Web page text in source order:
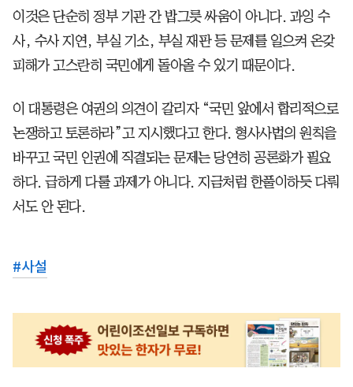
이것은 단순히 정부 기관 간 밥그릇 싸움이 아니다. 과잉 수
사, 수사 지연, 부실 기소, 부실 재판 등 문제를 일으켜 온갖
피해가 고스란히 국민에게 돌아올 수 있기 때문이다.
이 대통령은 여권의 의견이 갈리자 “국민 앞에서 합리적으로
논쟁하고 토론하라”고 지시했다고 한다. 형사사법의 원칙을
바꾸고 국민 인권에 직결되는 문제는 당연히 공론화가 필요
하다. 급하게 다룰 과제가 아니다. 지금처럼 한풀이하듯 다뤄
서도 안 된다.
#사설